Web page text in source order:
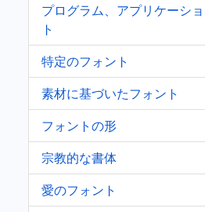
プログラム、アプリケーシ
ト
特定のフォント
素材に基づいたフォント
フォントの形
宗教的な書体
愛のフォント